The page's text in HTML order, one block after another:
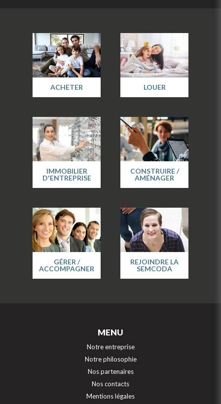
ACHETER LOUER
IMMOBILIER
D'ENTREPRISE
CONSTRUIRE /
AMÉNAGER
GÉRER /
ACCOMPAGNER
REJOINDRE LA
SEMCODA
MENU
Notre entreprise
Notre philosophie
Nos partenaires
Nos contacts
Mentions légales